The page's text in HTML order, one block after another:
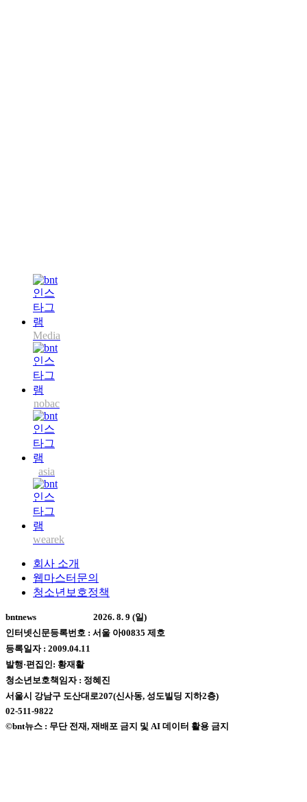
Media
nobac
asia
wearek
회사 소개
웹마스터문의
청소년보호정책
bntnews
2026. 8. 9 (일)
인터넷신문등록번호 : 서울 아00835 제호
등록일자 : 2009.04.11
발행·편집인: 황재활
청소년보호책임자 : 정혜진
서울시 강남구 도산대로207(신사동, 성도빌딩 지하2층)
02-511-9822
©bnt뉴스 : 무단 전재, 재배포 금지 및 AI 데이터 활용 금지